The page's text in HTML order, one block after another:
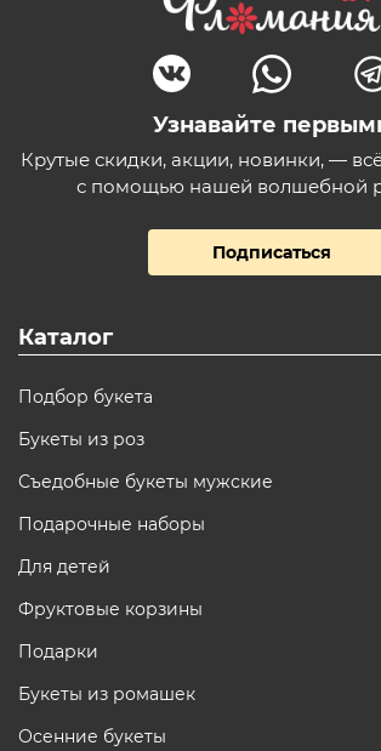
Узнавайте
Крутые скидки, акции, новинки, —
с помощью нашей волшебной
Подписаться
Каталог
Подбор букета
Букеты из роз
Съедобные букеты мужские
Подарочные наборы
Для детей
Фруктовые корзины
Подарки
Букеты из ромашек
Осенние букеты